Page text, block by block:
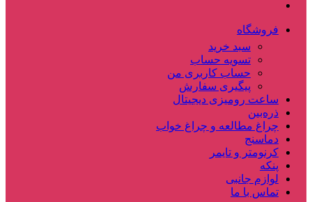
فروشگاه
سبد خرید
تسویه حساب
حساب کاربری من
پیگیری سفارش
ساعت‌ رومیزی دیجیتال
ذره‌بین‌
چراغ مطالعه و چراغ خواب
دماسنج‌
کرنومتر و تایمر
پنکه
لوازم جانبی
تماس با ما